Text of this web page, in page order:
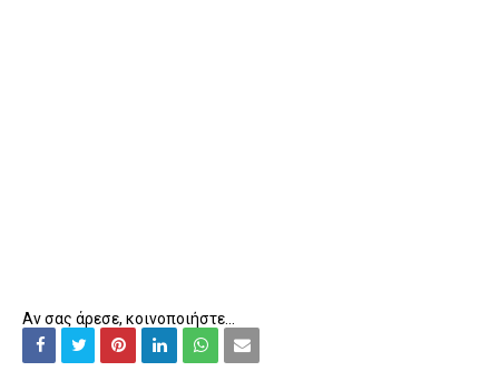
Αν σας άρεσε, κοινοποιήστε...